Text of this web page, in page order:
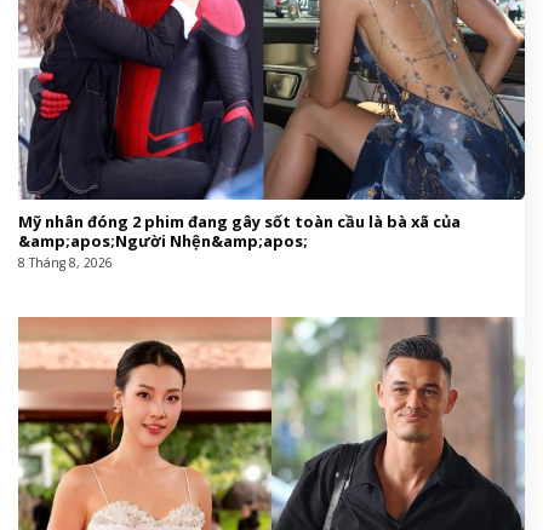
Mỹ nhân đóng 2 phim đang gây sốt toàn cầu là bà xã của
&amp;apos;Người Nhện&amp;apos;
8 Tháng 8, 2026